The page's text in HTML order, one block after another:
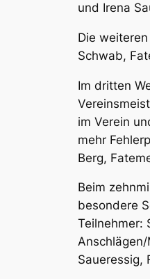
und Irena
Die
Schwab,
Im dritten
im Verein
mehr
Berg,
Beim
besondere
Teilnehmer:
Saueressig,